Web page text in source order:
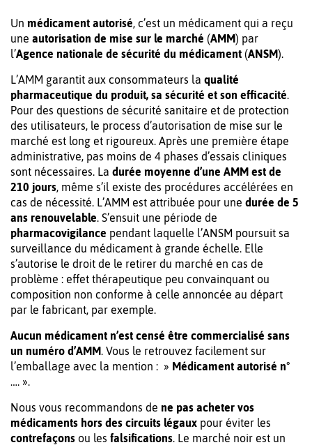
Un médicament autorisé, c’est un médicament qui a reçu
une autorisation de mise sur le marché (AMM) par
l’Agence nationale de sécurité du médicament (ANSM).
L’AMM garantit aux consommateurs la qualité
pharmaceutique du produit, sa sécurité et son efficacité.
Pour des questions de sécurité sanitaire et de protection
des utilisateurs, le process d’autorisation de mise sur le
marché est long et rigoureux. Après une première étape
administrative, pas moins de 4 phases d’essais cliniques
sont nécessaires. La durée moyenne d’une AMM est de
210 jours, même s’il existe des procédures accélérées en
cas de nécessité. L’AMM est attribuée pour une durée de 5
ans renouvelable. S’ensuit une période de
pharmacovigilance pendant laquelle l’ANSM poursuit sa
surveillance du médicament à grande échelle. Elle
s’autorise le droit de le retirer du marché en cas de
problème : effet thérapeutique peu convainquant ou
composition non conforme à celle annoncée au départ
par le fabricant, par exemple.
Aucun médicament n’est censé être commercialisé sans
un numéro d’AMM. Vous le retrouvez facilement sur
l’emballage avec la mention : » Médicament autorisé n°
…. ».
Nous vous recommandons de ne pas acheter vos
médicaments hors des circuits légaux pour éviter les
contrefaçons ou les falsifications. Le marché noir est un